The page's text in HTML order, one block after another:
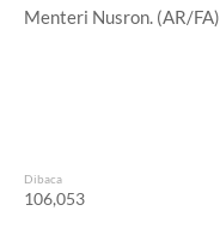
Menteri Nusron. (AR/FA)
Dibaca
106,053